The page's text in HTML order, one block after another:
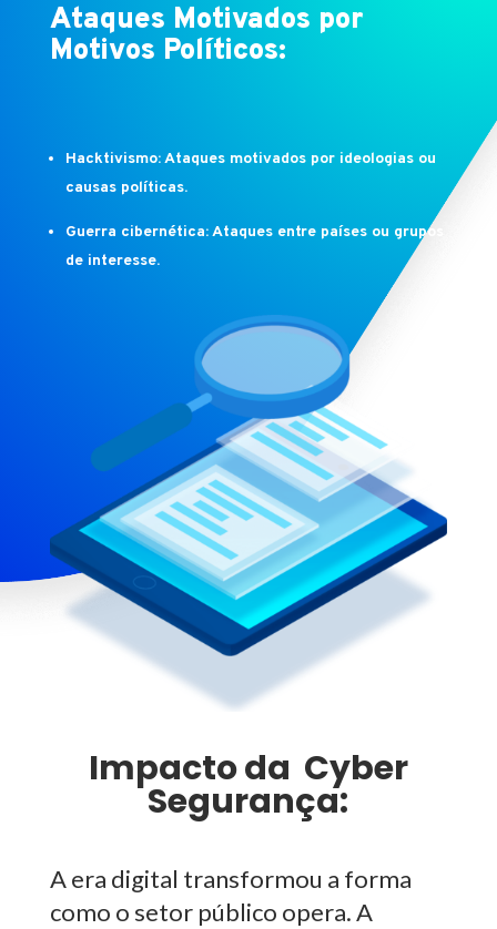
Ataques Motivados por
Motivos Políticos:
Hacktivismo: Ataques motivados por ideologias ou
causas políticas.
Guerra cibernética: Ataques entre países ou grupos
de interesse.
Impacto da Cyber
Segurança:
A era digital transformou a forma
como o setor público opera. A